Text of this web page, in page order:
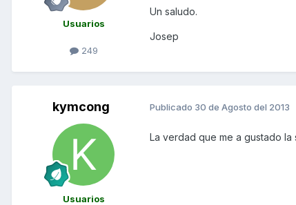
Usuarios
249
Un saludo.
Josep
kymcong
Usuarios
Publicado 30 de Agosto del 2013
La verdad que me a gustado